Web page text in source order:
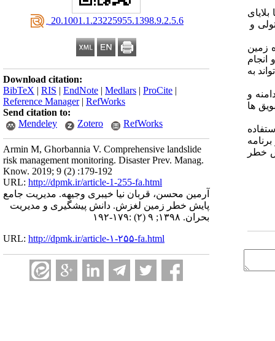
‎ 20.1001.1.23225955.1398.9.2.5.6
Download citation:
BibTeX | RIS | EndNote | Medlars | ProCite |
Reference Manager| RefWorks
Send citation to:
Mendeley
Zotero RefWorks
Armin M, Ghorbannia V. Comprehensive landslide
risk management monitoring. Disaster Prev. Manag.
Know. 2019; 9 (2) :179-192
URL: http://dpmk.ir/article-1-255-fa.html
آرمین محسن، قربان نیا خیبری وجیهه. مدیریت جامع
پایش خطر زمین‌ لغزش. دانش پیشگیری و مدیریت
بحران. ۱۳۹۸; ۹ (۲) :۱۷۹-۱۹۲
URL: http://dpmk.ir/article-۱-۲۵۵-fa.html
و
زمین
به
و
ها
خطر